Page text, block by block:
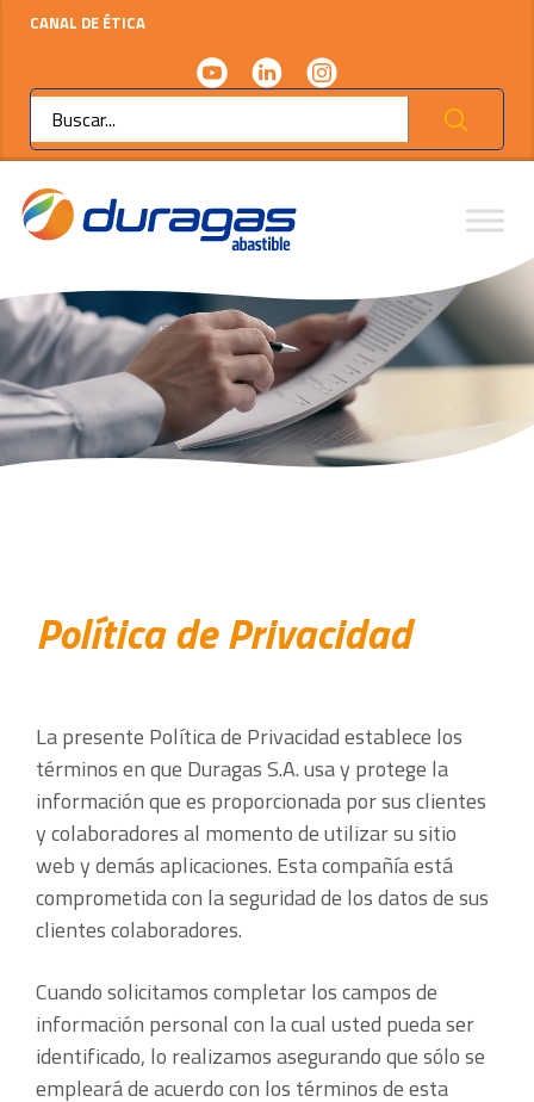
CANAL DE ÉTICA
Ok
Política de Privacidad
La presente Política de Privacidad establece los
términos en que Duragas S.A. usa y protege la
información que es proporcionada por sus clientes
y colaboradores al momento de utilizar su sitio
web y demás aplicaciones. Esta compañía está
comprometida con la seguridad de los datos de sus
clientes colaboradores.
Cuando solicitamos completar los campos de
información personal con la cual usted pueda ser
identificado, lo realizamos asegurando que sólo se
empleará de acuerdo con los términos de esta